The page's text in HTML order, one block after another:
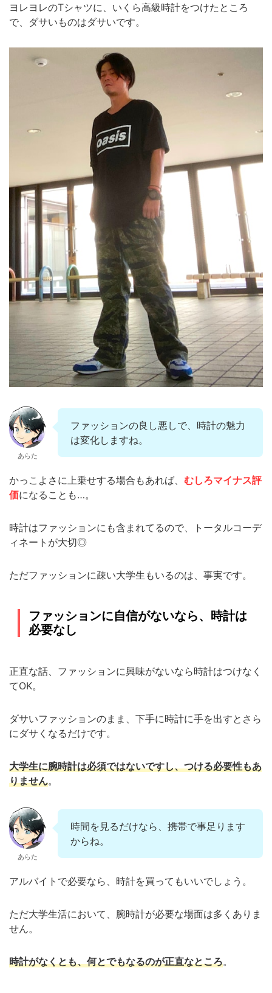
ヨレヨレのTシャツに、いくら高級時計をつけたところ
で、ダサいものはダサいです。
あらた
ファッションの良し悪しで、時計の魅力
は変化しますね。
かっこよさに上乗せする場合もあれば、 むしろマイナス評
価になることも…。
時計はファッションにも含まれてるので、トータルコーデ
ィネートが大切◎
ただファッションに疎い大学生もいるのは、事実です。
ファッションに自信がないなら、時計は
必要なし
正直な話、ファッションに興味がないなら時計はつけなく
てOK。
ダサいファッションのまま、下手に時計に手を出すとさら
にダサくなるだけです。
大学生に腕時計は必須ではないですし、つける必要性もあ
りません。
あらた
時間を見るだけなら、携帯で事足ります
からね。
アルバイトで必要なら、時計を買ってもいいでしょう。
ただ大学生活において、腕時計が必要な場面は多くありま
せん。
時計がなくとも、何とでもなるのが正直なところ。